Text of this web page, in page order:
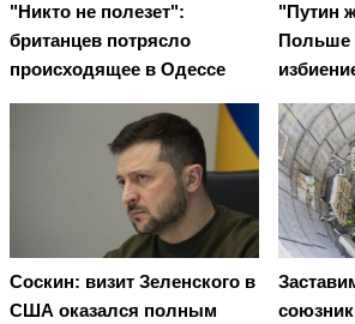
"Никто не полезет":
британцев потрясло
происходящее в Одессе
"Путин
Польше
Соскин: визит Зеленского в
США оказался полным